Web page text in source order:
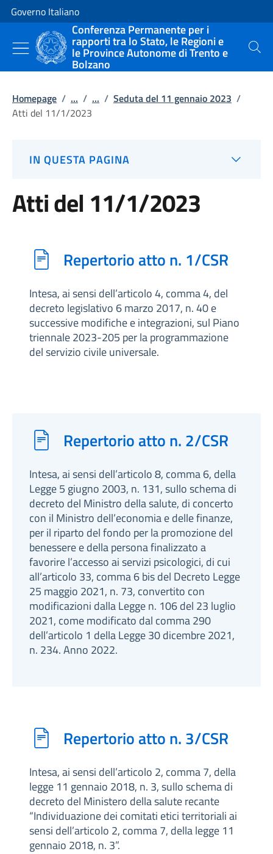
Vai al contenuto
Vai alla navigazione del sito
Governo Italiano
Conferenza Permanente per i
rapporti tra lo Stato, le Regioni e
le Province Autonome di Trento e
Bolzano
Cerca
Homepage / ... / ... / Seduta del 11 gennaio 2023 /
Atti del 11/1/2023
IN QUESTA PAGINA
Atti del 11/1/2023
Repertorio atto n. 1/CSR
Intesa, ai sensi dell’articolo 4, comma 4, del
decreto legislativo 6 marzo 2017, n. 40 e
successive modifiche e integrazioni, sul Piano
triennale 2023-205 per la programmazione
del servizio civile universale.
Repertorio atto n. 2/CSR
Intesa, ai sensi dell’articolo 8, comma 6, della
Legge 5 giugno 2003, n. 131, sullo schema di
decreto del Ministro della salute, di concerto
con il Ministro dell’economia e delle finanze,
per il riparto del fondo per la promozione del
benessere e della persona finalizzato a
favorire l’accesso ai servizi psicologici, di cui
all’articolo 33, comma 6 bis del Decreto Legge
25 maggio 2021, n. 73, convertito con
modificazioni dalla Legge n. 106 del 23 luglio
2021, come modificato dal comma 290
dell’articolo 1 della Legge 30 dicembre 2021,
n. 234. Anno 2022.
Repertorio atto n. 3/CSR
Intesa, ai sensi dell’articolo 2, comma 7, della
legge 11 gennaio 2018, n. 3, sullo schema di
decreto del Ministero della salute recante
“Individuazione dei comitati etici territoriali ai
sensi dell’articolo 2, comma 7, della legge 11
gennaio 2018, n. 3”.